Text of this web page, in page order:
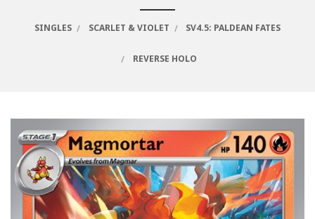
SINGLES SCARLET & VIOLET SV4.5: PALDEAN FATES
REVERSE HOLO